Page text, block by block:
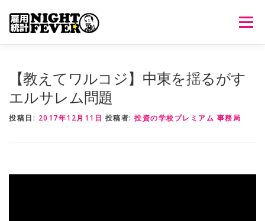
メニュ
【教えてワルコジ】中東を揺るがす
エルサレム問題
投稿日: 2017年12月11日 投稿者: 投資の学校プレミアム 事務局